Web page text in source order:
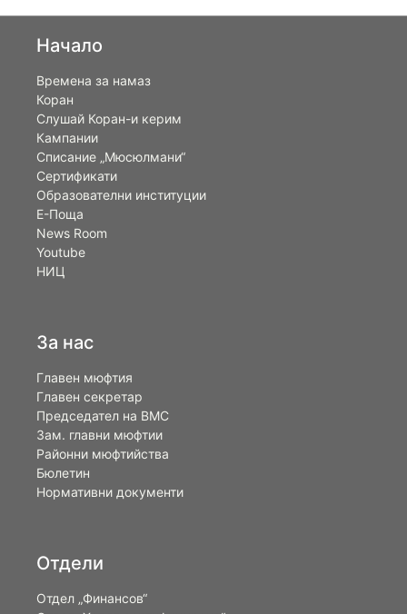
Начало
Времена за намаз
Коран
Слушай Коран-и керим
Кампании
Списание „Мюсюлмани“
Сертификати
Образователни институции
Е-Поща
News Room
Youtube
НИЦ
За нас
Главен мюфтия
Главен секретар
Председател на ВМС
Зам. главни мюфтии
Районни мюфтийства
Бюлетин
Нормативни документи
Отдели
Отдел „Финансов“